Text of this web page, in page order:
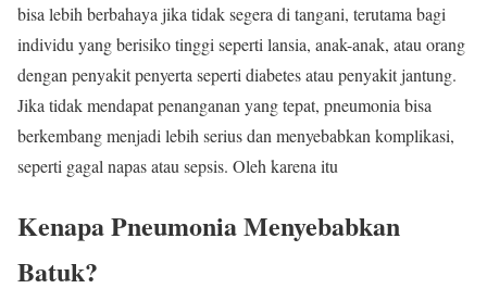
bisa lebih berbahaya jika tidak segera di tangani, terutama bagi
individu yang berisiko tinggi seperti lansia, anak-anak, atau orang
dengan penyakit penyerta seperti diabetes atau penyakit jantung.
Jika tidak mendapat penanganan yang tepat, pneumonia bisa
berkembang menjadi lebih serius dan menyebabkan komplikasi,
seperti gagal napas atau sepsis. Oleh karena itu
Kenapa Pneumonia Menyebabkan
Batuk?